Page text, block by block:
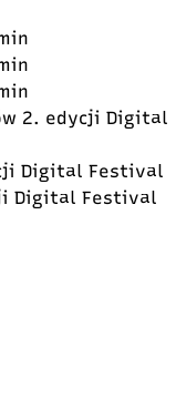
2. edycji Digital
Digital Festival
Digital Festival